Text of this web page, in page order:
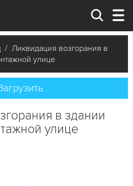
/ Ликвидация возгорания в
улице
в здании
улице